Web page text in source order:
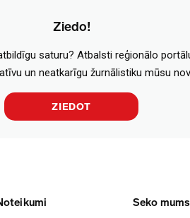
Ziedo!
saturu? Atbalsti reģionālo
un neatkarīgu žurnālistiku mūsu
ZIEDOT
Seko mums